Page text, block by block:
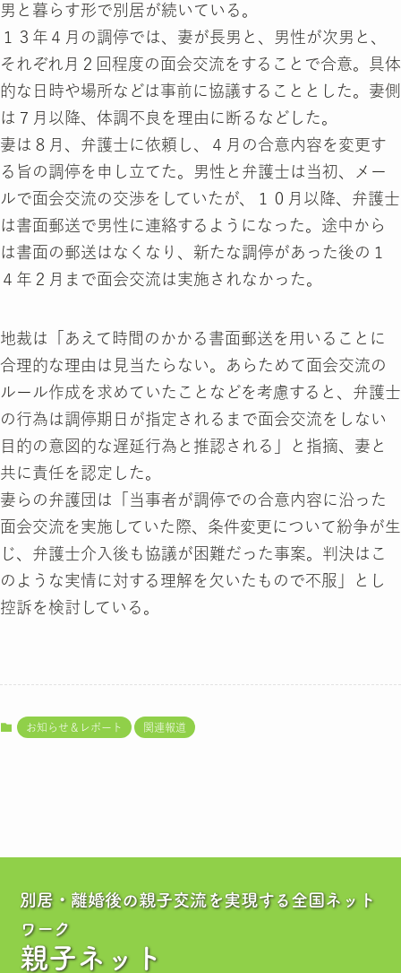
男と暮らす形で別居が続いている。
１３年４月の調停では、妻が長男と、男性が次男と、
それぞれ月２回程度の面会交流をすることで合意。具体
的な日時や場所などは事前に協議することとした。妻側
は７月以降、体調不良を理由に断るなどした。
妻は８月、弁護士に依頼し、４月の合意内容を変更す
る旨の調停を申し立てた。男性と弁護士は当初、メー
ルで面会交流の交渉をしていたが、１０月以降、弁護士
は書面郵送で男性に連絡するようになった。途中から
は書面の郵送はなくなり、新たな調停があった後の１
４年２月まで面会交流は実施されなかった。
地裁は「あえて時間のかかる書面郵送を用いることに
合理的な理由は見当たらない。あらためて面会交流の
ルール作成を求めていたことなどを考慮すると、弁護士
の行為は調停期日が指定されるまで面会交流をしない
目的の意図的な遅延行為と推認される」と指摘、妻と
共に責任を認定した。
妻らの弁護団は「当事者が調停での合意内容に沿った
面会交流を実施していた際、条件変更について紛争が生
じ、弁護士介入後も協議が困難だった事案。判決はこ
のような実情に対する理解を欠いたもので不服」とし
控訴を検討している。
お知らせ＆レポート 関連報道
別居・離婚後の親子交流を実現する全国ネット
ワーク
親子ネット